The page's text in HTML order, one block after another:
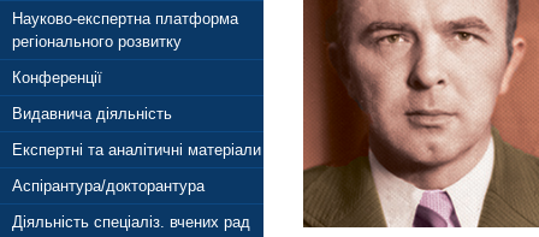
Науково-експертна платформа
регіонального розвитку
Конференції
Видавнича діяльність
Експертні та аналітичні матеріали
Аспірантура/докторантура
Діяльність спеціаліз. вчених рад